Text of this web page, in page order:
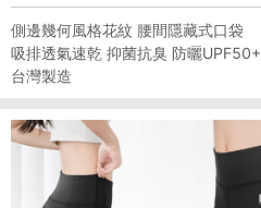
側邊幾何風格花紋 腰間隱藏式口袋
吸排透氣速乾 抑菌抗臭 防曬UPF50+